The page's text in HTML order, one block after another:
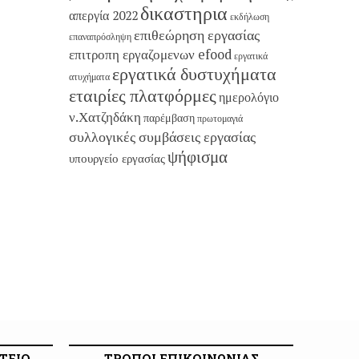
απεργία 2022 δικαστηρια εκδήλωση
επαναπρόσληψη επιθεώρηση εργασίας
επιτροπη εργαζομενων efood εργατικά
ατυχήματα εργατικά δυστυχήματα
εταιρίες πλατφόρμες ημερολόγιο
ν.Χατζηδάκη παρέμβαση πρωτομαγιά
συλλογικές συμβάσεις εργασίας
υπουργείο εργασίαςψήφισμα